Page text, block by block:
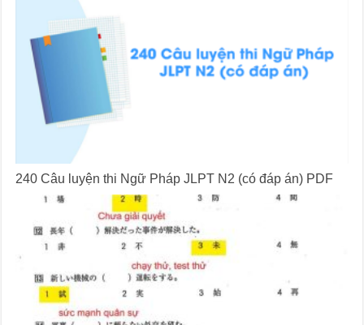
240 Câu luyện thi Ngữ Pháp JLPT N2 (có đáp án) PDF